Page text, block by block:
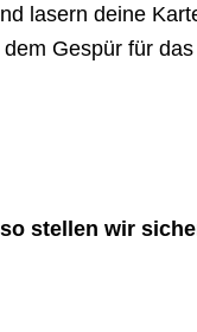
lasern deine
Gespür für
stellen wir